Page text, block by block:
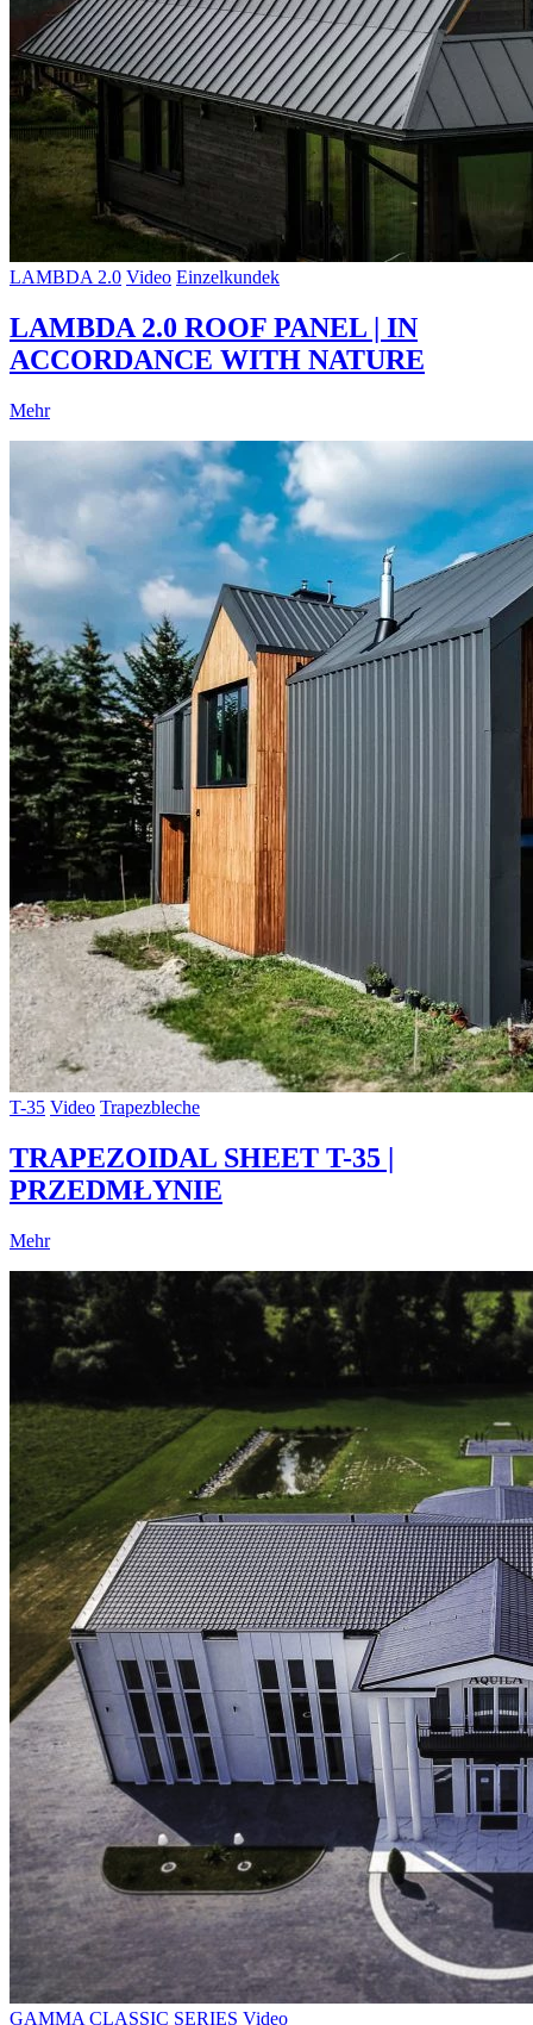
LAMBDA 2.0 Video Einzelkundek
LAMBDA 2.0 ROOF PANEL | IN
ACCORDANCE WITH NATURE
Mehr
T-35 Video Trapezbleche
TRAPEZOIDAL SHEET T-35 |
PRZEDMŁYNIE
Mehr
GAMMA CLASSIC SERIES Video